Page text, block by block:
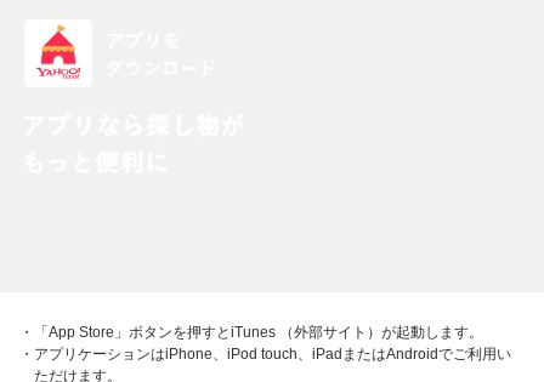
・「App Store」ボタンを押すとiTunes （外部サイト）が起動します。
・アプリケーションはiPhone、iPod touch、iPadまたはAndroidでご利用い
ただけます。